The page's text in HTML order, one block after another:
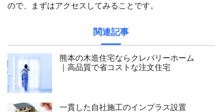
ので、まずはアクセスしてみることです。
関連記事
熊本の木造住宅ならクレバリーホーム
｜高品質で省コストな注文住宅
一貫した自社施工のインプラス設置